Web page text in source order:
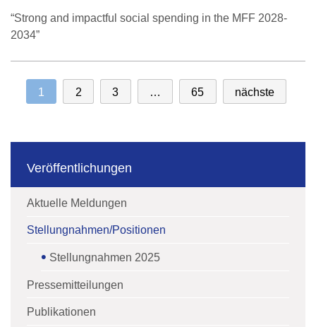
“Strong and impactful social spending in the MFF 2028-
2034”
1 2 3 65 nächste
Veröffentlichungen
Aktuelle Meldungen
Stellungnahmen/Positionen
Stellungnahmen 2025
Pressemitteilungen
Publikationen